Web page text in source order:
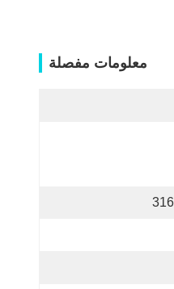
معلومات مفصلة